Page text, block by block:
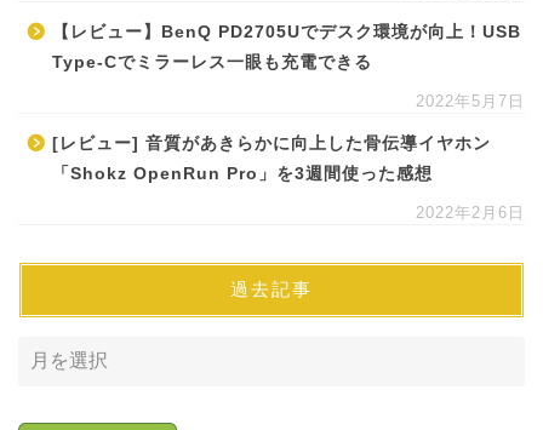
【レビュー】BenQ PD2705Uでデスク環境が向上！USB
Type-Cでミラーレス一眼も充電できる
2022年5月7日
[レビュー] 音質があきらかに向上した骨伝導イヤホン
「Shokz OpenRun Pro」を3週間使った感想
2022年2月6日
過去記事